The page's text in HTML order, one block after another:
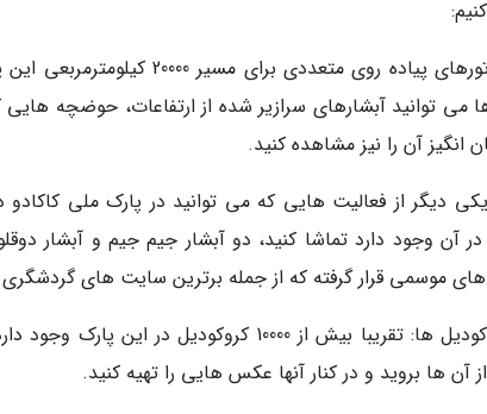
پیاده روی: تورهای پیاده روی
می توانید آبشارهای سرازیر شده از ارتفاعات، حوضچه
آن را نیز مشاهده کنید.
دیگر از فعالیت هایی که می توانید در پارک ملی کاکادو
آن وجود دارد تماشا کنید، دو آبشار جیم جیم و آبشار
موسمی قرار گرفته که از جمله برترین سایت های
تماشای کروکودیل ها: تقریبا بیش از 10000
از آن ها بروید و در کنار آنها عکس هایی را تهیه کنید.